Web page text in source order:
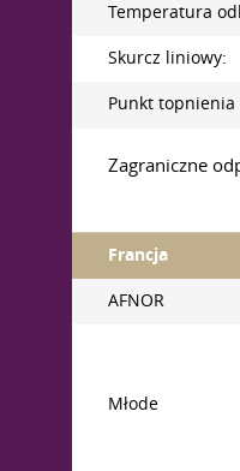
Temperatura
Skurcz liniowy:
Punkt topnienia
Zagraniczne
Francja
AFNOR
Młode